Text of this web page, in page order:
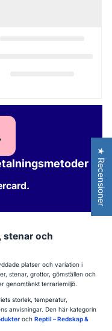
stenar och
platser och variation i
stenar, grottor, gömställen och
genomtänkt terrariemiljö.
storlek, temperatur,
anvisningar. Den här kategorin
och Reptil – Redskap &
★ Recensioner